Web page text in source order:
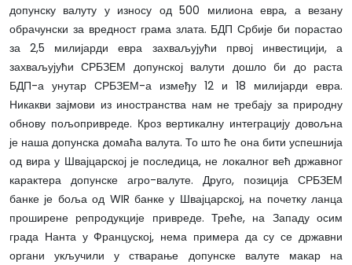
допунску валуту у износу од 500 милиона евра, а везану
обрачунски за вредност грама злата. БДП Србије би порастао
за 2,5 милијарди евра захваљујући првој инвестицији, а
захваљујући СРБЗЕМ допунској валути дошло би до раста
БДП-а унутар СРБЗЕМ-а између 12 и 18 милијарди евра.
Никакви зајмови из иностранства нам не требају за природну
обнову пољопривреде. Кроз вертикалну интеграцију довољна
је наша допунска домаћа валута. То што ће она бити успешнија
од вира у Швајцарској је последица, не локалног већ државног
карактера допунске агро-валуте. Друго, позиција СРБЗЕМ
банке је боља од WIR банке у Швајцарској, на почетку ланца
проширене репродукције привреде. Треће, на Западу осим
града Нанта у Француској, нема примера да су се државни
органи укључили у стварање допунске валуте макар на